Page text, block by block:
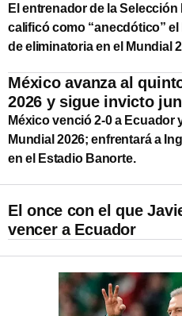
El entrenador de la
calificó como “anecdótico”
de eliminatoria en el Mundial
México avanza al
2026 y sigue invicto
México venció 2-0 a Ecuador
Mundial 2026; enfrentará a
en el Estadio Banorte.
El once con el que
vencer a Ecuador